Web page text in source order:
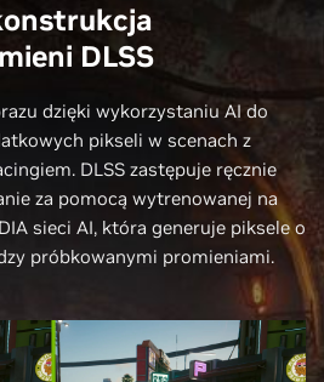
DLSS
dzięki wykorzystaniu AI do
pikseli w scenach z
DLSS zastępuje ręcznie
za pomocą wytrenowanej na
sieci AI, która generuje piksele o
próbkowanymi promieniami.